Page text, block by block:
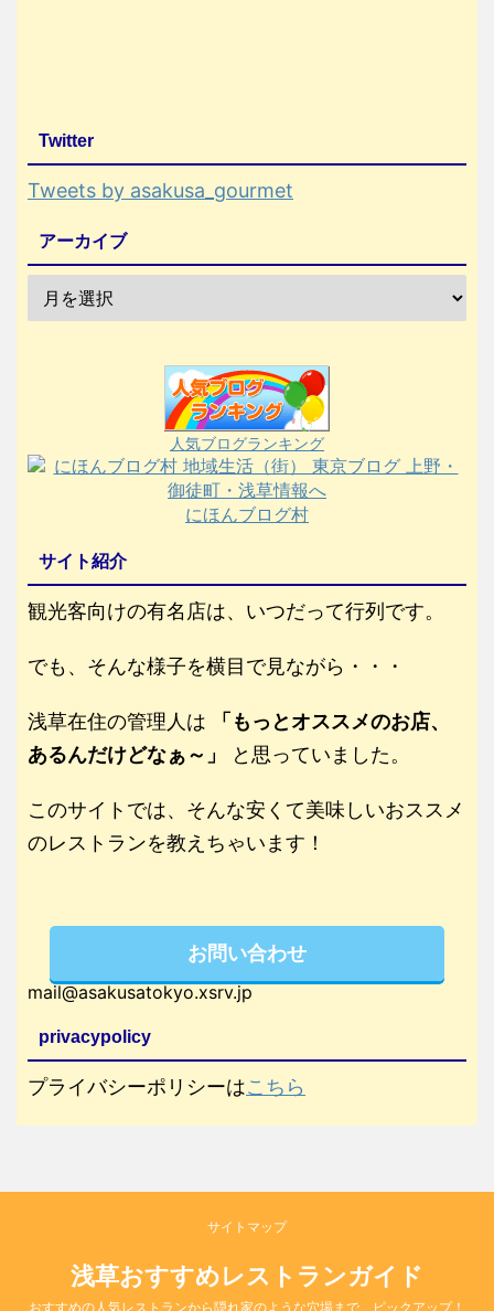
Twitter
Tweets by asakusa_gourmet
アーカイブ
人気ブログランキング
にほんブログ村
サイト紹介
観光客向けの有名店は、いつだって行列です。
でも、そんな様子を横目で見ながら・・・
浅草在住の管理人は
「もっとオススメのお店、
あるんだけどなぁ～」
と思っていました。
このサイトでは、そんな安くて美味しいおススメ
のレストランを教えちゃいます！
お問い合わせ
mail@asakusatokyo.xsrv.jp
privacypolicy
プライバシーポリシーはこちら
サイトマップ
浅草おすすめレストランガイド
おすすめの人気レストランから隠れ家のような穴場まで、ピックアップ！